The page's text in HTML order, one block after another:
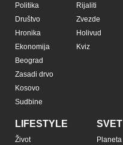
Politika
Društvo
Hronika
Ekonomija
Beograd
Zasadi drvo
Kosovo
Sudbine
Rijaliti
Zvezde
Holivud
Kviz
LIFESTYLE
Život
SVET
Planeta